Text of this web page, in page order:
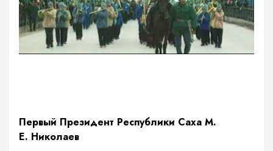
Первый Президент Республики Саха М.
Е. Николаев